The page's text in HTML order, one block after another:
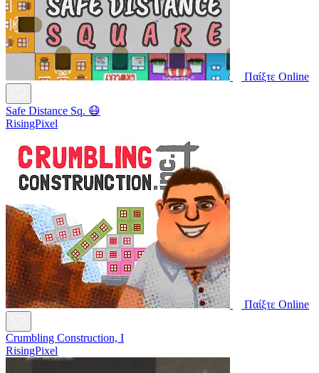
Παίξτε Online
Safe Distance Sq. 😷
RisingPixel
Παίξτε Online
Crumbling Construction, I
RisingPixel